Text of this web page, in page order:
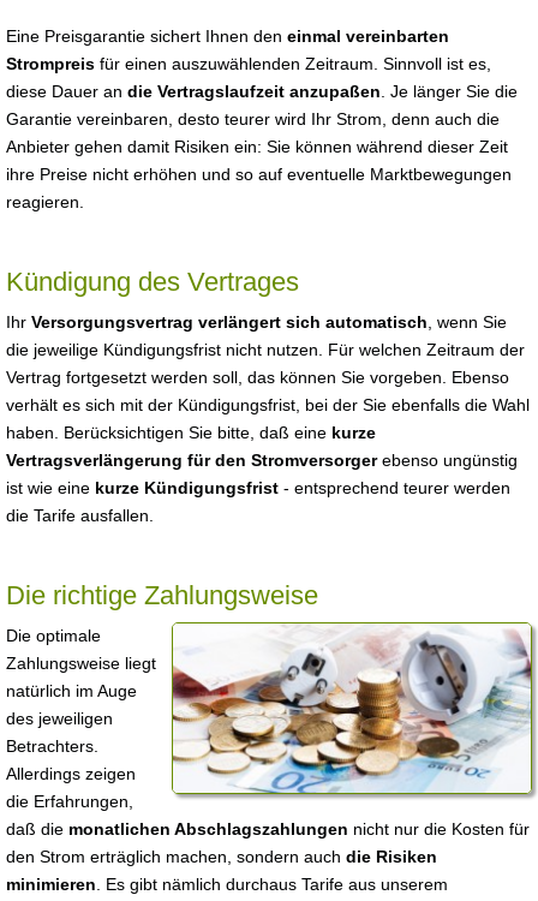
Eine Preisgarantie sichert Ihnen den einmal vereinbarten
Strompreis für einen auszuwählenden Zeitraum. Sinnvoll ist es,
diese Dauer an die Vertragslaufzeit anzupaßen . Je länger Sie die
Garantie vereinbaren, desto teurer wird Ihr Strom, denn auch die
Anbieter gehen damit Risiken ein: Sie können während dieser Zeit
ihre Preise nicht erhöhen und so auf eventuelle Marktbewegungen
reagieren.
Kündigung des Vertrages
Ihr Versorgungsvertrag verlängert sich automatisch , wenn Sie
die jeweilige Kündigungsfrist nicht nutzen. Für welchen Zeitraum der
Vertrag fortgesetzt werden soll, das können Sie vorgeben. Ebenso
verhält es sich mit der Kündigungsfrist, bei der Sie ebenfalls die Wahl
haben. Berücksichtigen Sie bitte, daß eine kurze
Vertragsverlängerung für den Stromversorgerebenso ungünstig
ist wie eine kurze Kündigungsfrist - entsprechend teurer werden
die Tarife ausfallen.
Die richtige Zahlungsweise
Die optimale
Zahlungsweise liegt
natürlich im Auge
des jeweiligen
Betrachters.
Allerdings zeigen
die Erfahrungen,
daß die monatlichen Abschlagszahlungen nicht nur die Kosten für
den Strom erträglich machen, sondern auch die Risiken
minimieren . Es gibt nämlich durchaus Tarife aus unserem